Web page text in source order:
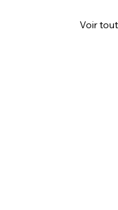
Voir tout